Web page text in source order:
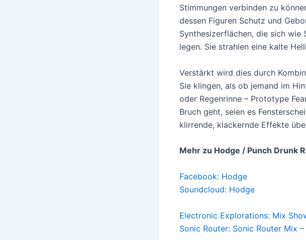
Stimmungen verbinden zu
dessen Figuren Schutz und
Synthesizerflächen, die sich wie
legen. Sie strahlen eine kalte
Verstärkt wird dies durch
Sie klingen, als ob jemand im
oder Regenrinne – Prototype
Bruch geht, seien es
klirrende, klackernde Effekte
Mehr zu Hodge / Punch Drunk
Facebook: Hodge
Soundcloud: Hodge
Electronic Explorations: Mix
Sonic Router: Sonic Router Mix